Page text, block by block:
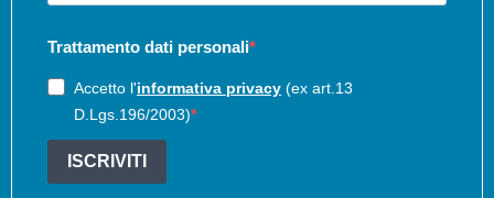
Trattamento dati personali
Accetto l'informativa privacy (ex art.13
D.Lgs.196/2003)
ISCRIVITI